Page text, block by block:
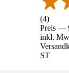
(4)
Preis —
inkl.
ST